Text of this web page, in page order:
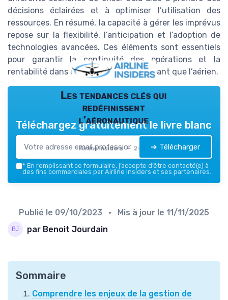
décisions éclairées et à optimiser l’utilisation des
ressources. En résumé, la capacité à gérer les imprévus
repose sur la flexibilité, l’anticipation et l’adoption de
technologies avancées. Ces éléments sont essentiels
pour garantir la continuité des opérations et la
rentabilité dans un secteur aussi exigeant que l’aérien.
Les tendances clés qui
redéfinissent
l’aéronautique
Airline Insiders — 2026
Téléchargez gratuitement le livre blanc
➔ Télécharger
* En remplissant ce formulaire, j’accepte d’être contacté(e) à
des fins commerciales par Airline Insiders et ses partenaires.
Publié le 09/10/2023 • Mis à jour le 11/11/2025
par Benoit Jourdain
Sommaire
Comprendre les enjeux de la gestion de